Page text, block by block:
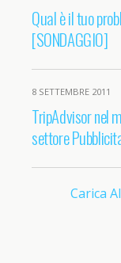
Qual è il tuo
[SONDAGGIO]
8 SETTEMBRE 2011
TripAdvisor nel
settore
Carica